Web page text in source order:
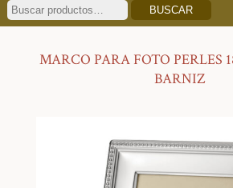
BUSCAR
MARCO PARA FOTO PERLES
BARNIZ